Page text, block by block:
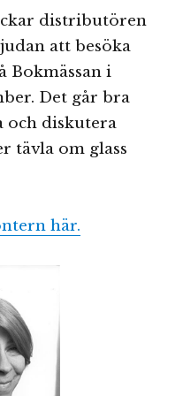
distributören
att besöka
Bokmässan i
Det går bra
och diskutera
tävla om glass
här.